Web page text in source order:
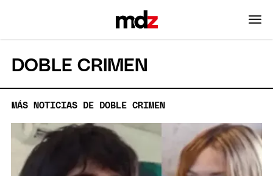
DOBLE CRIMEN
MÁS NOTICIAS DE DOBLE CRIMEN